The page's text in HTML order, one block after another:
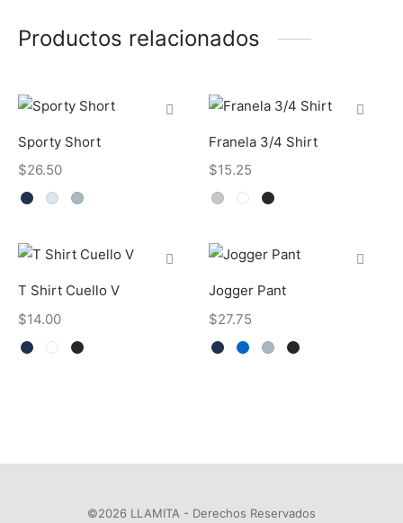
Productos relacionados
Sporty Short
$26.50
Franela 3/4 Shirt
$15.25
T Shirt Cuello V
$14.00
Jogger Pant
$27.75
©2026 LLAMITA - Derechos Reservados